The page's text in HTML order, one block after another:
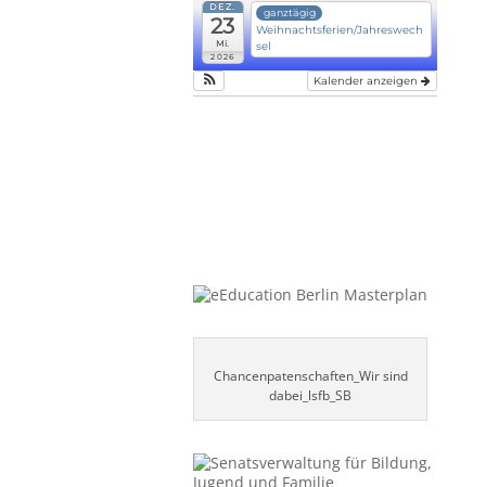
DEZ.
23
Mi.
2026
ganztägig
Weihnachtsferien/Jahreswech
sel
Kalender anzeigen
Chancenpatenschaften_Wir sind
dabei_lsfb_SB